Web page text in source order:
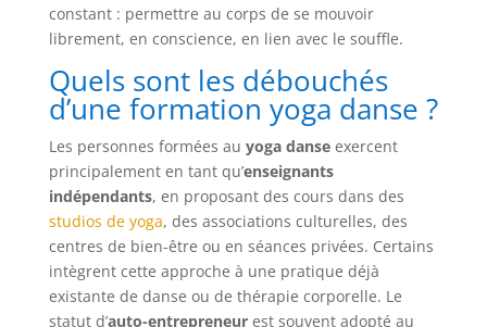
constant : permettre au corps de se mouvoir
librement, en conscience, en lien avec le souffle.
Quels sont les débouchés
d’une formation yoga danse ?
Les personnes formées au yoga danseexercent
principalement en tant qu’enseignants
indépendants, en proposant des cours dans des
studios de yoga, des associations culturelles, des
centres de bien-être ou en séances privées. Certains
intègrent cette approche à une pratique déjà
existante de danse ou de thérapie corporelle. Le
statut d’auto-entrepreneurest souvent adopté au